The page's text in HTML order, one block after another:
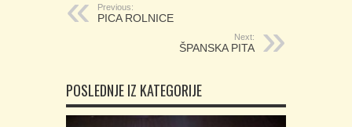
Previous:
PICA ROLNICE
Next:
ŠPANSKA PITA
POSLEDNJE IZ KATEGORIJE